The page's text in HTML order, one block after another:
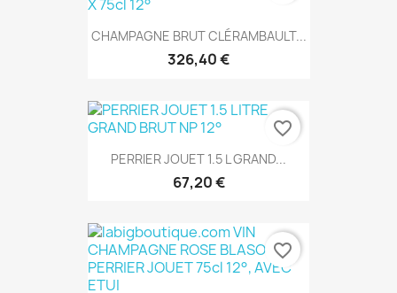
CHAMPAGNE BRUT CLÉRAMBAULT...
326,40 €
PERRIER JOUET 1.5 L GRAND...
67,20 €
favorite_border
favorite_border